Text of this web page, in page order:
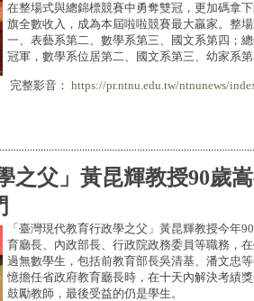
在整場式與總錦標競賽中勇奪雙冠，更加碼拿
旗全數收入，成為本屆啦啦競賽最大贏家。整
一、表藝系第二、數學系第三、國文系第四；
冠軍，數學系位居第二、國文系第三、幼家系第
完整影音： https://pr.ntnu.edu.tw/ntnunews/
之父」黃昆輝教授90歲
「臺灣現代教育行政學之父」黃昆輝教授今年
育廳長、內政部長、行政院政務委員等職務，
過無數學生，包括前教育部長吳清基、潘文忠
憶擔任省政府教育廳長時，在十天內解決考績
鼓勵教師，最後受益的仍是學生。